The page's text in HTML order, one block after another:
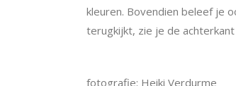
kleuren. Bovendien beleef je
terugkijkt, zie je de achterkant
fotografie: Heiki Verdurme